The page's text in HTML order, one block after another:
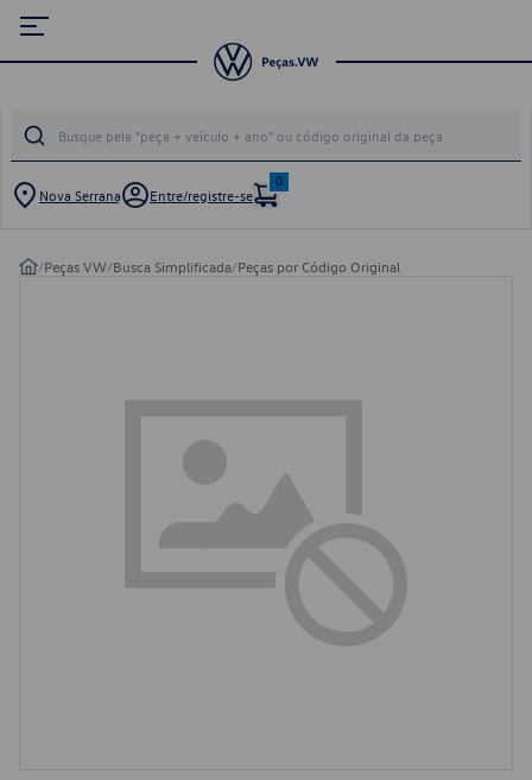
Nova Serrana Entre/registre-se
0
/Peças VW/Busca Simplificada/Peças por Código Original